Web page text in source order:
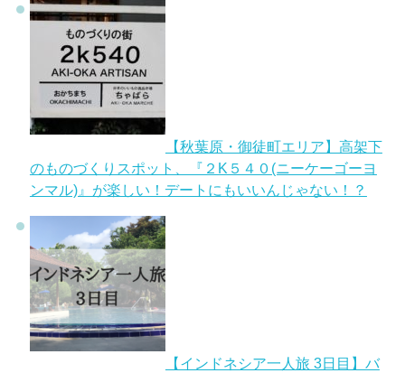
【秋葉原・御徒町エリア】高架下
のものづくりスポット、『２K５４０(ニーケーゴーヨ
ンマル)』が楽しい！デートにもいいんじゃない！？
【インドネシア一人旅 3日目】バ